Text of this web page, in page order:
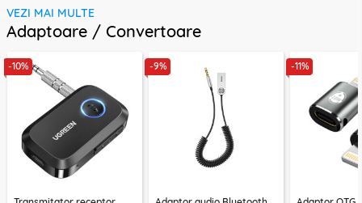
VEZI MAI MULTE
Adaptoare / Convertoare
-10% -9% -11%